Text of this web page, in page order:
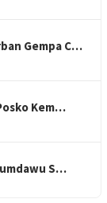
Gempa C…
Kem…
S…